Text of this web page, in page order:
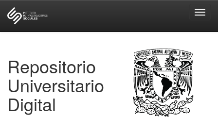
Repositorio
Universitario
Digital